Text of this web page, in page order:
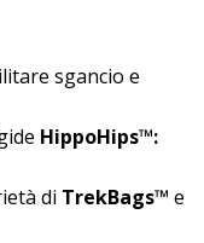
sgancio e
HippoHips™:
di TrekBags™ e